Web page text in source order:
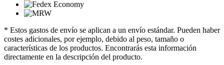
* Estos gastos de envío se aplican a un envío estándar. Pueden haber
costes adicionales, por ejemplo, debido al peso, tamaño o
características de los productos. Encontrarás esta información
directamente en la descripción del producto.